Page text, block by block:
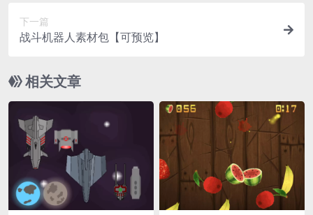
下一篇
战斗机器人素材包【可预览】
相关文章